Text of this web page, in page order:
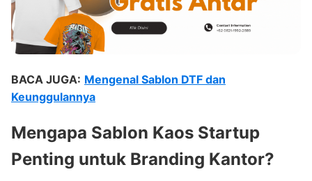
BACA JUGA: Mengenal Sablon DTF dan
Keunggulannya
Mengapa Sablon Kaos Startup
Penting untuk Branding Kantor?